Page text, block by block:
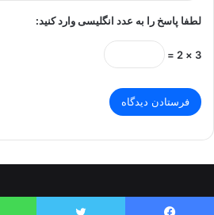
لطفا پاسخ را به عدد انگلیسی وارد کنید:
3 × 2 =